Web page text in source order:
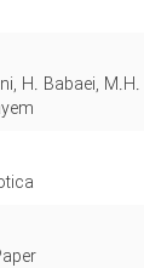
H. Babaei, M.H.